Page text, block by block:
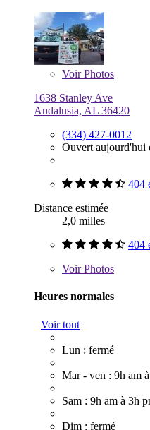
VoirPhotos
1638 Stanley Ave
Andalusia, AL 36420
(334) 427-0012
Ouvert aujourd'hui
404
Distance estimée
2,0 milles
404
VoirPhotos
Heures normales
Voir tout
Lun : fermé
Mar - ven : 9h am
Sam : 9h am à 3h
Dim : fermé